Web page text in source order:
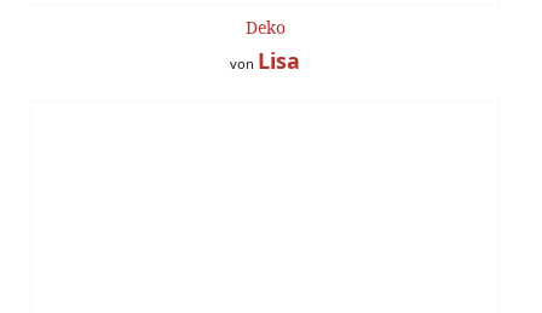
Deko
von Lisa